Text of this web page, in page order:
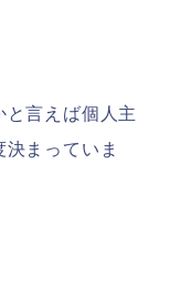
と言えば個人主
まっていま